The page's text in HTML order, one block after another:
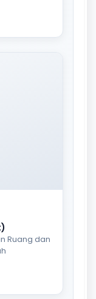
Ruang dan